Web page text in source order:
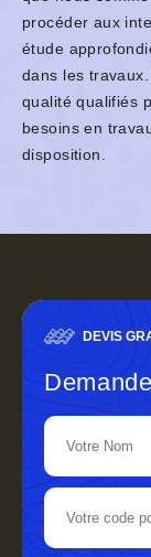
procéder aux
étude
dans les
qualité qualifiés
besoins en
disposition.
DEVIS